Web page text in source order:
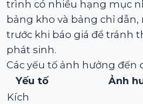
trình có nhiều hạng mục
bảng kho và bảng chỉ
trước khi báo giá để tránh
phát sinh.
Các yếu tố ảnh hưởng đến
Yếu tố
Ảnh
Kích